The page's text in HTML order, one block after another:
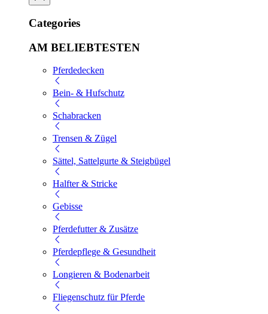
Categories
AM BELIEBTESTEN
Pferdedecken
Bein- & Hufschutz
Schabracken
Trensen & Zügel
Sättel, Sattelgurte & Steigbügel
Halfter & Stricke
Gebisse
Pferdefutter & Zusätze
Pferdepflege & Gesundheit
Longieren & Bodenarbeit
Fliegenschutz für Pferde